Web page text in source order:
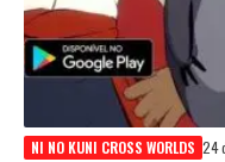
NI NO KUNI CROSS WORLDS 24